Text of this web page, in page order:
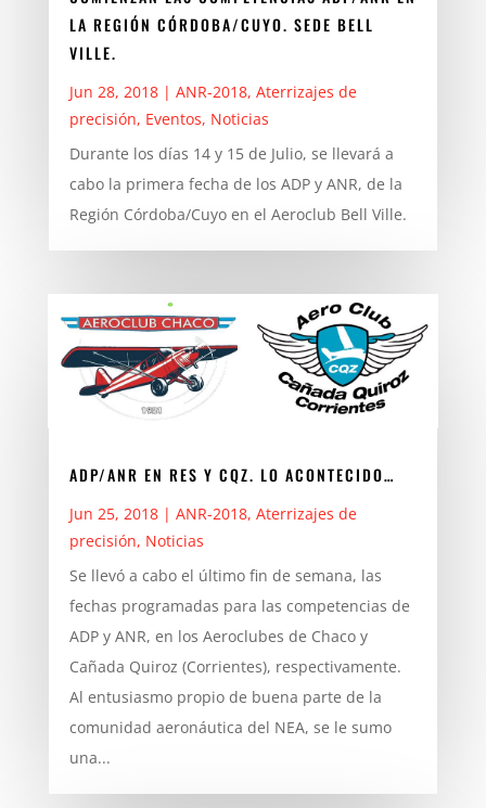
LA REGIÓN CÓRDOBA/CUYO. SEDE BELL
VILLE.
Jun 28, 2018| ANR-2018, Aterrizajes de
precisión, Eventos, Noticias
Durante los días 14 y 15 de Julio, se llevará a
cabo la primera fecha de los ADP y ANR, de la
Región Córdoba/Cuyo en el Aeroclub Bell Ville.
ADP/ANR EN RES Y CQZ. LO ACONTECIDO…
Jun 25, 2018| ANR-2018, Aterrizajes de
precisión, Noticias
Se llevó a cabo el último fin de semana, las
fechas programadas para las competencias de
ADP y ANR, en los Aeroclubes de Chaco y
Cañada Quiroz (Corrientes), respectivamente.
Al entusiasmo propio de buena parte de la
comunidad aeronáutica del NEA, se le sumo
una...